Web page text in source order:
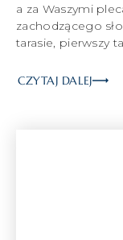
a za Waszymi
zachodzącego
tarasie, pierwszy
CZYTAJ DALEJ